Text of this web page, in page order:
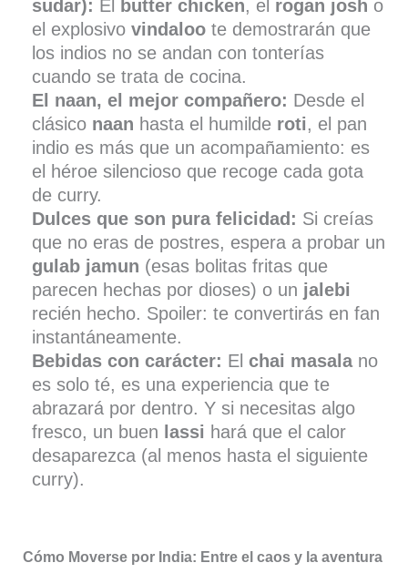
sudar): El butter chicken, el rogan josh o
el explosivo vindaloote demostrarán que
los indios no se andan con tonterías
cuando se trata de cocina.
El naan, el mejor compañero: Desde el
clásico naan hasta el humilde roti, el pan
indio es más que un acompañamiento: es
el héroe silencioso que recoge cada gota
de curry.
Dulces que son pura felicidad: Si creías
que no eras de postres, espera a probar un
gulab jamun (esas bolitas fritas que
parecen hechas por dioses) o un jalebi
recién hecho. Spoiler: te convertirás en fan
instantáneamente.
Bebidas con carácter: El chai masalano
es solo té, es una experiencia que te
abrazará por dentro. Y si necesitas algo
fresco, un buen lassi hará que el calor
desaparezca (al menos hasta el siguiente
curry).
Cómo Moverse por India: Entre el caos y la aventura